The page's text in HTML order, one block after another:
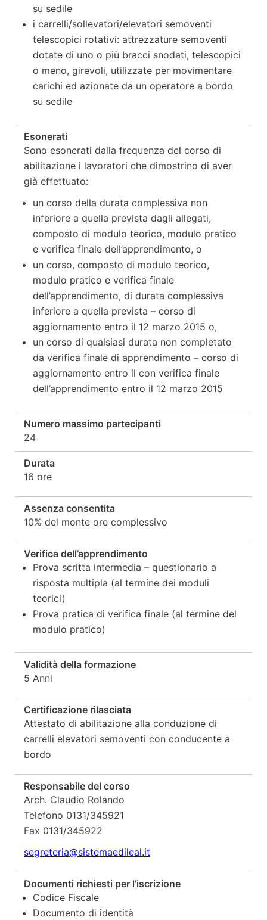
su sedile
i carrelli/sollevatori/elevatori semoventi
telescopici rotativi: attrezzature semoventi
dotate di uno o più bracci snodati, telescopici
o meno, girevoli, utilizzate per movimentare
carichi ed azionate da un operatore a bordo
su sedile
Esonerati
Sono esonerati dalla frequenza del corso di
abilitazione i lavoratori che dimostrino di aver
già effettuato:
un corso della durata complessiva non
inferiore a quella prevista dagli allegati,
composto di modulo teorico, modulo pratico
e verifica finale dell’apprendimento, o
un corso, composto di modulo teorico,
modulo pratico e verifica finale
dell’apprendimento, di durata complessiva
inferiore a quella prevista – corso di
aggiornamento entro il 12 marzo 2015 o,
un corso di qualsiasi durata non completato
da verifica finale di apprendimento – corso di
aggiornamento entro il con verifica finale
dell’apprendimento entro il 12 marzo 2015
Numero massimo partecipanti
24
Durata
16 ore
Assenza consentita
10% del monte ore complessivo
Verifica dell’apprendimento
Prova scritta intermedia – questionario a
risposta multipla (al termine dei moduli
teorici)
Prova pratica di verifica finale (al termine del
modulo pratico)
Validità della formazione
5 Anni
Certificazione rilasciata
Attestato di abilitazione alla conduzione di
carrelli elevatori semoventi con conducente a
bordo
Responsabile del corso
Arch. Claudio Rolando
Telefono 0131/345921
Fax 0131/345922
segreteria@sistemaedileal.it
Documenti richiesti per l’iscrizione
Codice Fiscale
Documento di identità